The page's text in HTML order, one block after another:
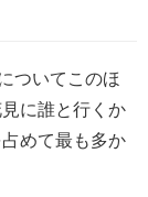
ついてこのほ
に誰と行くか
めて最も多か